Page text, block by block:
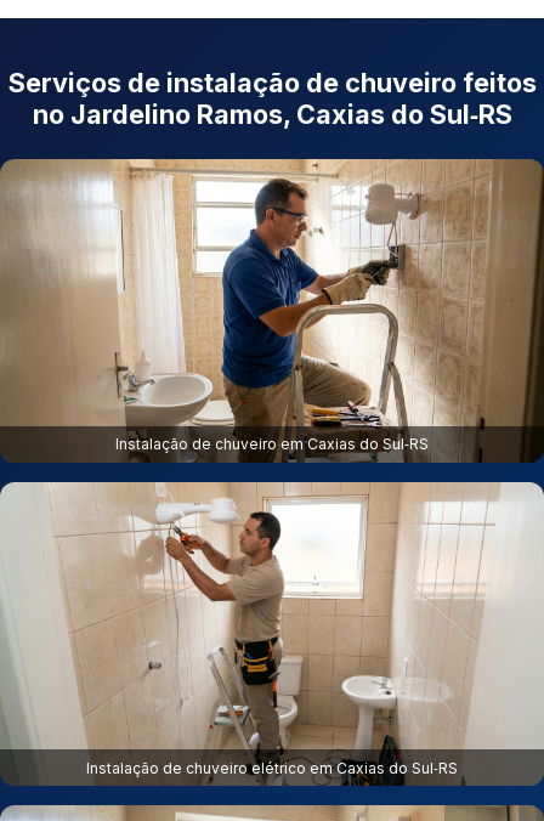
Serviços de instalação de chuveiro feitos
no Jardelino Ramos, Caxias do Sul‑RS
Instalação de chuveiro em Caxias do Sul‑RS
Instalação de chuveiro elétrico em Caxias do Sul‑RS